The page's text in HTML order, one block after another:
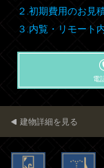
２.初期費用のお見
３.内覧・リモート
電
建物詳細を見る